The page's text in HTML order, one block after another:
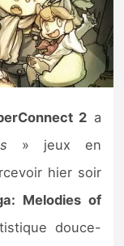
2 a
» jeux en
hier soir
Melodies of
douce-